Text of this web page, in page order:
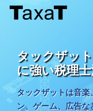
タックザッ
に強い税理
タックザットは音
ン、ゲーム、広告な